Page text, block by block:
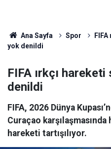
Ana Sayfa Spor
yok denildi
FIFA ırkçı
denildi
FIFA, 2026 Dünya
Curaçao karşılaşmasında
hareketi tartışılıyor.